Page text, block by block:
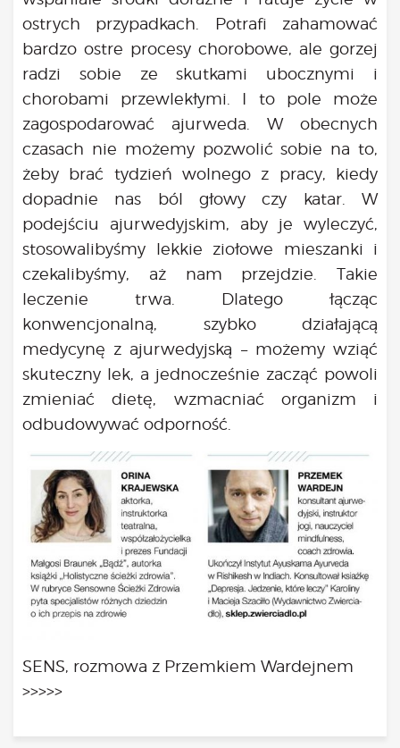
ostrych przypadkach. Potrafi zahamować
bardzo ostre procesy chorobowe, ale gorzej
radzi sobie ze skutkami ubocznymi i
chorobami przewlekłymi. I to pole może
zagospodarować ajurweda. W obecnych
czasach nie możemy pozwolić sobie na to,
żeby brać tydzień wolnego z pracy, kiedy
dopadnie nas ból głowy czy katar. W
podejściu ajurwedyjskim, aby je wyleczyć,
stosowalibyśmy lekkie ziołowe mieszanki i
czekalibyśmy, aż nam przejdzie. Takie
leczenie trwa. Dlatego łącząc
konwencjonalną, szybko działającą
medycynę z ajurwedyjską – możemy wziąć
skuteczny lek, a jednocześnie zacząć powoli
zmieniać dietę, wzmacniać organizm i
odbudowywać odporność.
SENS, rozmowa z Przemkiem Wardejnem
>>>>>